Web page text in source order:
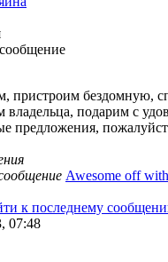
пристроим бездомную,
подарим с
предложения,
Awesome off
к последнему
07:48